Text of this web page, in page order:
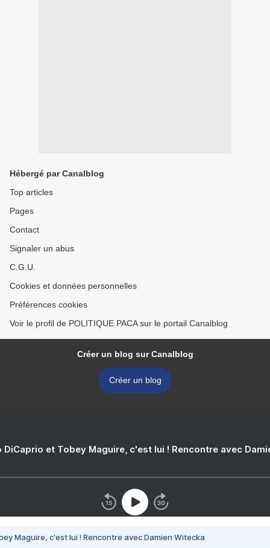
Hébergé par Canalblog
Top articles
Pages
Contact
Signaler un abus
C.G.U.
Cookies et données personnelles
Préférences cookies
Voir le profil de POLITIQUE PACA sur le portail Canalblog
Créer un blog sur Canalblog
Créer un blog
DiCaprio et Tobey Maguire, c'est lui ! Rencontre avec
Maguire, c'est lui ! Rencontre avec Damien Witecka